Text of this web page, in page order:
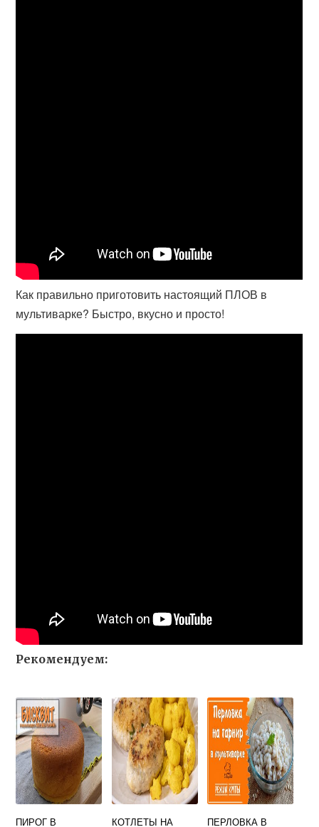
Как правильно приготовить настоящий ПЛОВ в
мультиварке? Быстро, вкусно и просто!
Рекомендуем:
ПИРОГ В КОТЛЕТЫ НА ПЕРЛОВКА В